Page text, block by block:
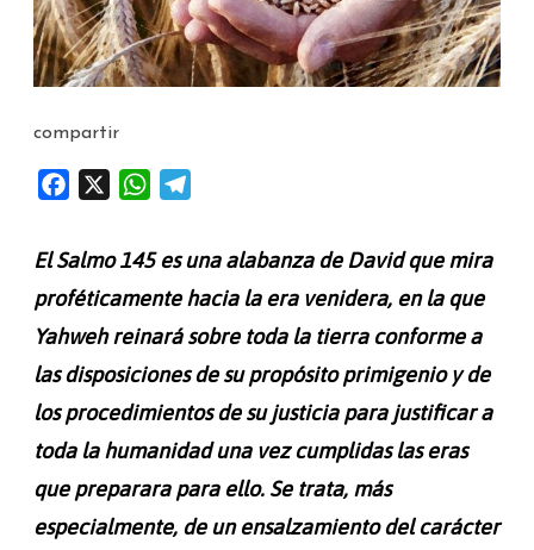
compartir
b
o
o
W
s
A
p
p
g
r
a
m
El Salmo 145 es una alabanza de David que mira
proféticamente hacia la era venidera, en la que
Yahweh reinará sobre toda la tierra conforme a
las disposiciones de su propósito primigenio y de
los procedimientos de su justicia para justificar a
toda la humanidad una vez cumplidas las eras
que preparara para ello. Se trata, más
especialmente, de un ensalzamiento del carácter